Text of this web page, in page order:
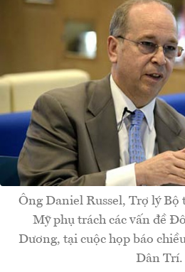
Ông Daniel Russel, Trợ lý Bộ
Mỹ phụ trách các vấn đề
Dương, tại cuộc họp báo
Dân Trí.